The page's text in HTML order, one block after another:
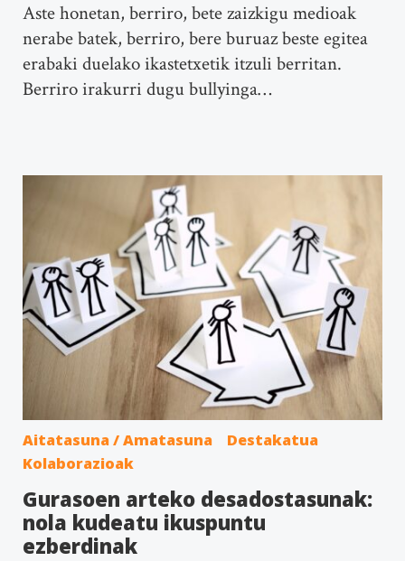
Aste honetan, berriro, bete zaizkigu medioak
nerabe batek, berriro, bere buruaz beste egitea
erabaki duelako ikastetxetik itzuli berritan.
Berriro irakurri dugu bullyinga…
Aitatasuna / Amatasuna
Destakatua
Kolaborazioak
Gurasoen arteko desadostasunak:
nola kudeatu ikuspuntu
ezberdinak